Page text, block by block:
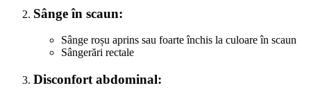
Sânge în scaun:
Sânge roșu aprins sau foarte închis la culoare în scaun
Sângerări rectale
Disconfort abdominal: